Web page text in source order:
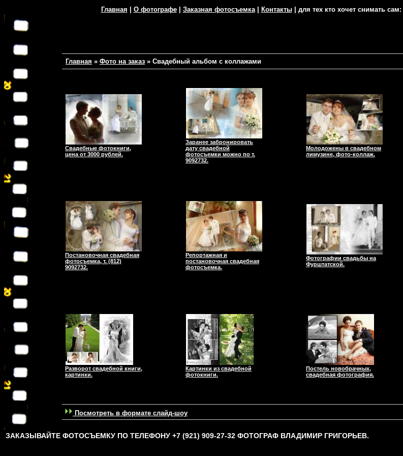
Главная О фотографе| Заказная фотосъемка| Контакты| для тех кто хочет снимать сам:
Главная » Фото на заказ » Свадебный альбом с коллажами
Свадебные фотокниги,
цена от 3000 рублей.
Заранее забронировать
дату свадебной
фотосъемки можно по т.
9092732.
Молодожены в свадебном
лимузине, фото-коллаж.
Постановочная свадебная
фотосъемка, т. (812)
9092732.
Репортажная и
постановочная свадебная
фотосъемка.
Фотографии свадьбы на
Фурштатской.
Разворот свадебной книги,
картинки.
Картинки из свадебной
фотокниги.
Постель новобрачных,
свадебная фотография.
Посмотреть в формате слайд-шоу
ЗАКАЗЫВАЙТЕ ФОТОСЪЕМКУ ПО ТЕЛЕФОНУ +7 (921) 909-27-32 ФОТОГРАФ ВЛАДИМИР ГРИГОРЬЕВ.